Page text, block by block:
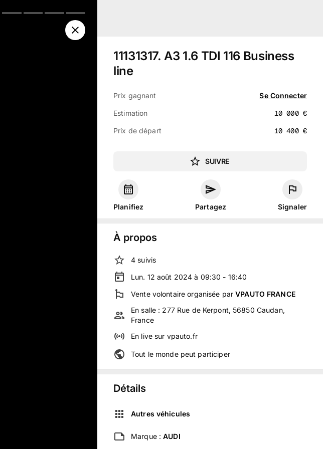
11131317.A3 1.6 TDI 116 Business
line
Prix gagnant Se Connecter
Estimation 10 000 €
Prix de départ 10 400 €
SUIVRE
Planifiez Partagez Signaler
À propos
4 suivis
Lun. 12 août 2024 à 09:30 - 16:40
Vente volontaire organisée parVPAUTO FRANCE
En salle : 277 Rue de Kerpont, 56850 Caudan,
France
En livesur vpauto.fr
Tout le monde peut participer
Détails
Autres véhicules
Marque :AUDI